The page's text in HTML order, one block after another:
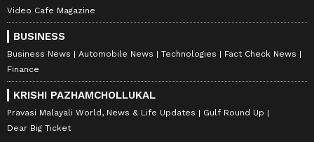
Video Cafe Magazine
BUSINESS
Business News Automobile News Technologies
Fact Check News
Finance
KRISHI PAZHAMCHOLLUKAL
Pravasi Malayali World, News & Life Updates
Gulf Round Up
Dear Big Ticket